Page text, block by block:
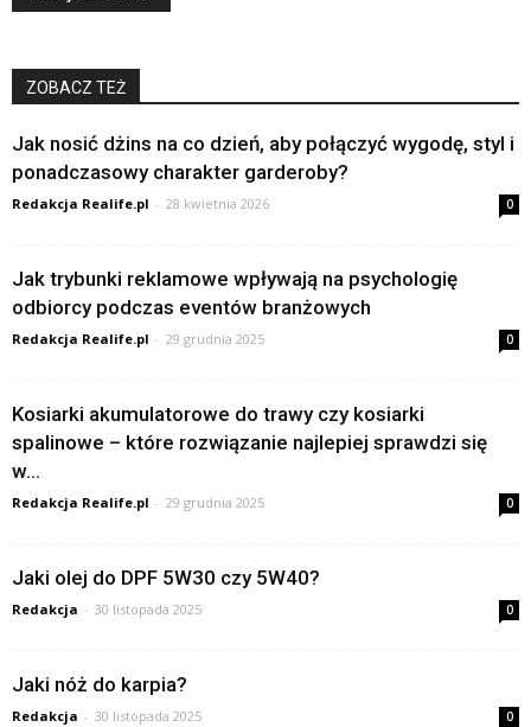
ZOBACZ TEŻ
Jak nosić dżins na co dzień, aby połączyć wygodę, styl i
ponadczasowy charakter garderoby?
Redakcja Realife.pl - 28 kwietnia 2026 0
Jak trybunki reklamowe wpływają na psychologię
odbiorcy podczas eventów branżowych
Redakcja Realife.pl - 29 grudnia 2025 0
Kosiarki akumulatorowe do trawy czy kosiarki
spalinowe – które rozwiązanie najlepiej sprawdzi się
w...
Redakcja Realife.pl - 29 grudnia 2025 0
Jaki olej do DPF 5W30 czy 5W40?
Redakcja - 30 listopada 2025 0
Jaki nóż do karpia?
Redakcja - 30 listopada 2025 0